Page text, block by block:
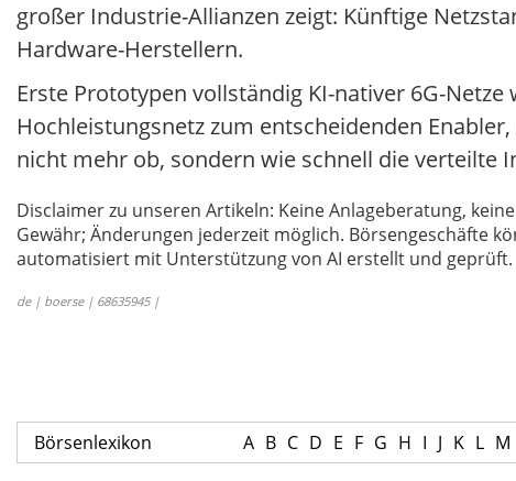
großer Industrie-Allianzen zeigt: Künftige
Hardware-Herstellern.
Erste Prototypen vollständig KI-nativer 6G-
Hochleistungsnetz zum entscheidenden
nicht mehr ob, sondern wie schnell die verteilte
Disclaimer zu unseren Artikeln: Keine Anlageberatung,
Gewähr; Änderungen jederzeit möglich. Börsengeschäfte
automatisiert mit Unterstützung von AI erstellt und geprüft.
de | boerse | 68635945 |
Börsenlexikon A B C D E F G H I J K L M